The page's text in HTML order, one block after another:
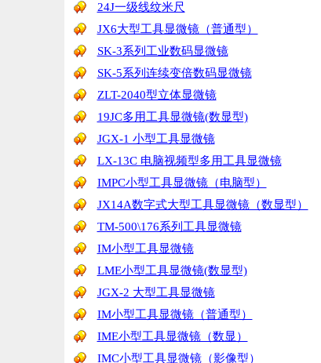
24J一级线纹米尺
JX6大型工具显微镜（普通型）
SK-3系列工业数码显微镜
SK-5系列连续变倍数码显微镜
ZLT-2040型立体显微镜
19JC多用工具显微镜(数显型)
JGX-1 小型工具显微镜
LX-13C 电脑视频型多用工具显微镜
IMPC小型工具显微镜（电脑型）
JX14A数字式大型工具显微镜（数显型）
TM-500\176系列工具显微镜
IM小型工具显微镜
LME小型工具显微镜(数显型)
JGX-2 大型工具显微镜
IM小型工具显微镜（普通型）
IME小型工具显微镜（数显）
IMC小型工具显微镜（影像型）